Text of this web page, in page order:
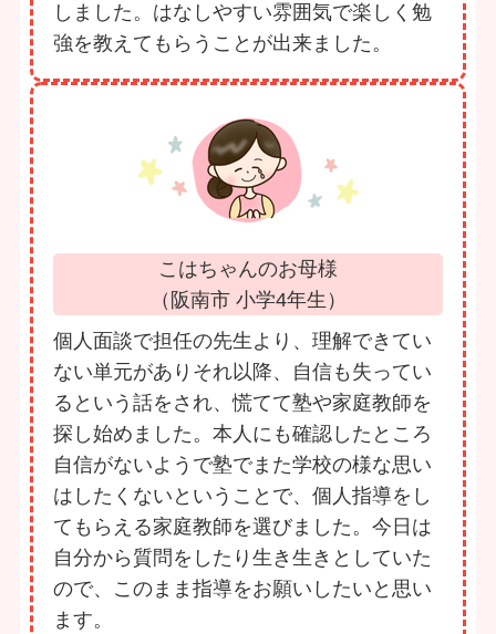
しました。はなしやすい雰囲気で楽しく勉
強を教えてもらうことが出来ました。
こはちゃんのお母様
（阪南市 小学4年生）
個人面談で担任の先生より、理解できてい
ない単元がありそれ以降、自信も失ってい
るという話をされ、慌てて塾や家庭教師を
探し始めました。本人にも確認したところ
自信がないようで塾でまた学校の様な思い
はしたくないということで、個人指導をし
てもらえる家庭教師を選びました。今日は
自分から質問をしたり生き生きとしていた
ので、このまま指導をお願いしたいと思い
ます。